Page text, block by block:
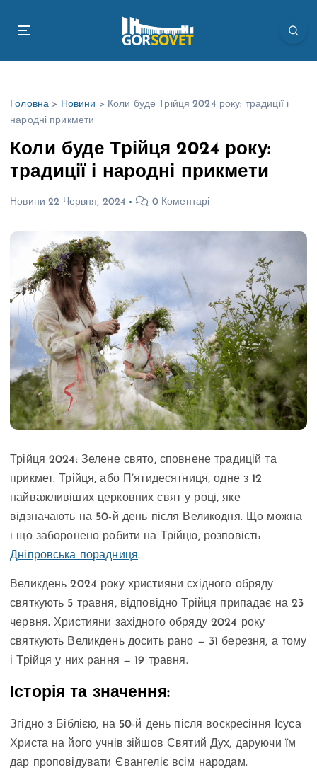
Головна > Новини > Коли буде Трійця 2024 року: традиції і
народні прикмети
Коли буде Трійця 2024 року:
традиції і народні прикмети
Новини 22 Червня, 2024 0 Коментарі
Трійця 2024: Зелене свято, сповнене традицій та
прикмет. Трійця, або П’ятидесятниця, одне з 12
найважливіших церковних свят у році, яке
відзначають на 50-й день після Великодня. Що можна
і що заборонено робити на Трійцю, розповість
Дніпровська порадниця.
Великдень 2024 року християни східного обряду
святкують 5 травня, відповідно Трійця припадає на 23
червня. Християни західного обряду 2024 року
святкують Великдень досить рано — 31 березня, а тому
і Трійця у них рання — 19 травня.
Історія та значення:
Згідно з Біблією, на 50-й день після воскресіння Ісуса
Христа на його учнів зійшов Святий Дух, даруючи їм
дар проповідувати Євангеліє всім народам.